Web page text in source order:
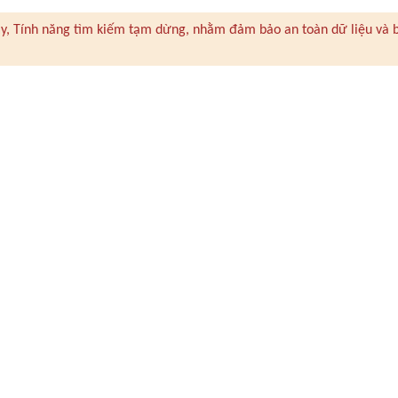
Tính năng tìm kiếm tạm dừng, nhằm đảm bảo an toàn dữ liệu và